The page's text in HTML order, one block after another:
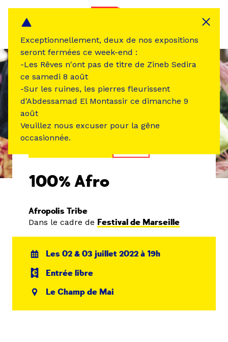
100% Afro
Afropolis Tribe
Dans le cadre de Festival de Marseille
Les 02 & 03 juillet 2022 à 19h
Entrée libre
Le Champ de Mai
Exceptionnellement, deux de nos expositions
seront fermées ce week-end :
-Les Rêves n'ont pas de titre de Zineb Sedira
ce samedi 8 août
-Sur les ruines, les pierres fleurissent
d'Abdessamad El Montassir ce dimanche 9
août
Veuillez nous excuser pour la gêne
occasionnée.
Panneau de gestion des cookies